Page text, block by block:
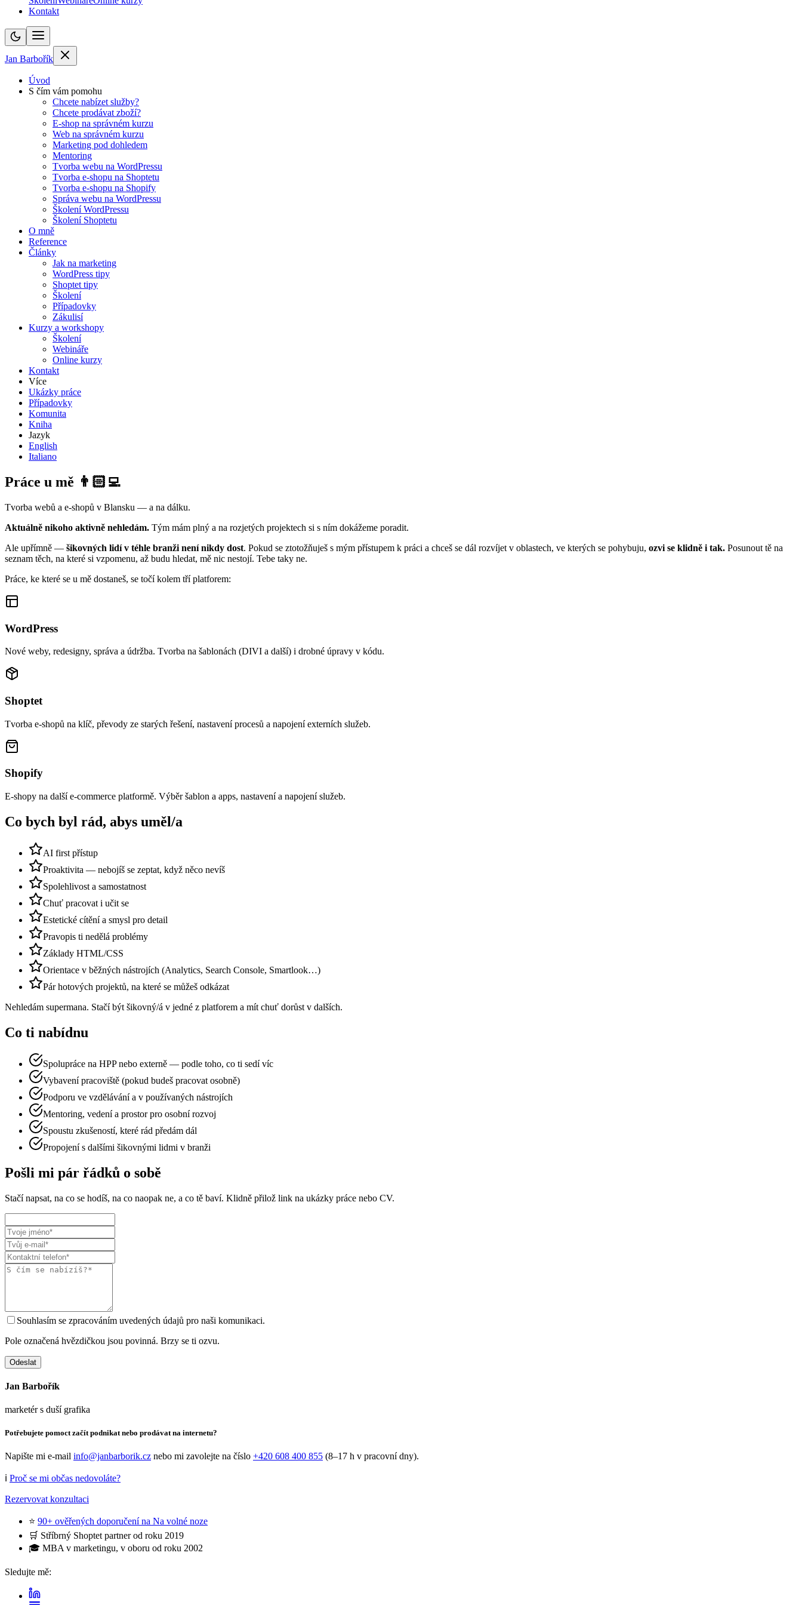
Kontakt
Jan Barbořík
Úvod
S čím vám pomohu
Chcete nabízet služby?
Chcete prodávat zboží?
E-shop na správném kurzu
Web na správném kurzu
Marketing pod dohledem
Mentoring
Tvorba webu na WordPressu
Tvorba e-shopu na Shoptetu
Tvorba e-shopu na Shopify
Správa webu na WordPressu
Školení WordPressu
Školení Shoptetu
O mně
Reference
Články
Jak na marketing
WordPress tipy
Shoptet tipy
Školení
Případovky
Zákulisí
Kurzy a workshopy
Školení
Webináře
Online kurzy
Kontakt
Více
Ukázky práce
Případovky
Komunita
Kniha
Jazyk
English
Italiano
Práce u mě 👨🏻‍💻
Tvorba webů a e-shopů v Blansku — a na dálku.
Aktuálně nikoho aktivně nehledám. Tým mám plný a na rozjetých projektech si s ním dokážeme poradit.
Ale upřímně — šikovných lidí v téhle branži není nikdy dost. Pokud se ztotožňuješ s mým přístupem k práci a chceš se dál rozvíjet v oblastech, ve kterých se pohybuju, ozvi se klidně i tak. Posunout tě na
seznam těch, na které si vzpomenu, až budu hledat, mě nic nestojí. Tebe taky ne.
Práce, ke které se u mě dostaneš, se točí kolem tří platforem:
WordPress
Nové weby, redesigny, správa a údržba. Tvorba na šablonách (DIVI a další) i drobné úpravy v kódu.
Shoptet
Tvorba e-shopů na klíč, převody ze starých řešení, nastavení procesů a napojení externích služeb.
Shopify
E-shopy na další e-commerce platformě. Výběr šablon a apps, nastavení a napojení služeb.
Co bych byl rád, abys uměl/a
AI first přístup
Proaktivita — nebojíš se zeptat, když něco nevíš
Spolehlivost a samostatnost
Chuť pracovat i učit se
Estetické cítění a smysl pro detail
Pravopis ti nedělá problémy
Základy HTML/CSS
Orientace v běžných nástrojích (Analytics, Search Console, Smartlook…)
Pár hotových projektů, na které se můžeš odkázat
Nehledám supermana. Stačí být šikovný/á v jedné z platforem a mít chuť dorůst v dalších.
Co ti nabídnu
Spolupráce na HPP nebo externě — podle toho, co ti sedí víc
Vybavení pracoviště (pokud budeš pracovat osobně)
Podporu ve vzdělávání a v používaných nástrojích
Mentoring, vedení a prostor pro osobní rozvoj
Spoustu zkušeností, které rád předám dál
Propojení s dalšími šikovnými lidmi v branži
Pošli mi pár řádků o sobě
Stačí napsat, na co se hodíš, na co naopak ne, a co tě baví. Klidně přilož link na ukázky práce nebo CV.
Souhlasím se zpracováním uvedených údajů pro naši komunikaci.
Pole označená hvězdičkou jsou povinná. Brzy se ti ozvu.
Odeslat
Jan Barbořík
marketér s duší grafika
Potřebujete pomoct začít podnikat nebo prodávat na internetu?
Napište mi e-mail info@janbarborik.cz nebo mi zavolejte na číslo +420 608 400 855 (8–17 h v pracovní dny).
ℹ️ Proč se mi občas nedovoláte?
Rezervovat konzultaci
⭐ 90+ ověřených doporučení na Na volné noze
🛒 Stříbrný Shoptet partner od roku 2019
🎓 MBA v marketingu, v oboru od roku 2002
Sledujte mě: